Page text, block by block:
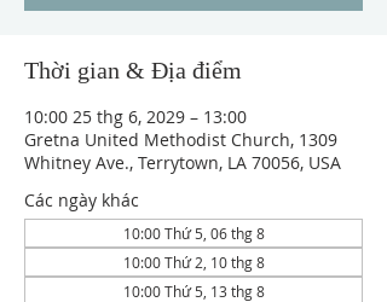
Thời gian & Địa điểm
10:00 25 thg 6, 2029 – 13:00
Gretna United Methodist Church, 1309
Whitney Ave., Terrytown, LA 70056, USA
Các ngày khác
10:00 Thứ 5, 06 thg 8
10:00 Thứ 2, 10 thg 8
10:00 Thứ 5, 13 thg 8